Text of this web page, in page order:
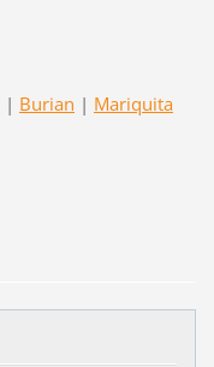
| Burian | Mariquita